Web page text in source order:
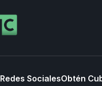
Redes SocialesObtén